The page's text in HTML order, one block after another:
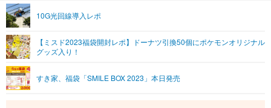
グラビア
ショッピング
ライフTOP
その他
リリース一覧
プッシュ通知の停止方法
10G光回線導入レポ
【ミスド2023福袋開封レポ】ドーナツ引換50個にポケモンオリジナル
グッズ入り！
すき家、福袋「SMILE BOX 2023」本日発売